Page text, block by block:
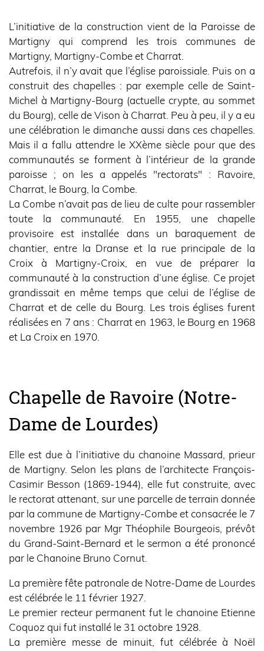
L’initiative de la construction vient de la Paroisse de
Martigny qui comprend les trois communes de
Martigny, Martigny-Combe et Charrat.
Autrefois, il n’y avait que l’église paroissiale. Puis on a
construit des chapelles : par exemple celle de Saint-
Michel à Martigny-Bourg (actuelle crypte, au sommet
du Bourg), celle de Vison à Charrat. Peu à peu, il y a eu
une célébration le dimanche aussi dans ces chapelles.
Mais il a fallu attendre le XXème siècle pour que des
communautés se forment à l’intérieur de la grande
paroisse ; on les a appelés "rectorats" : Ravoire,
Charrat, le Bourg, la Combe.
La Combe n’avait pas de lieu de culte pour rassembler
toute la communauté. En 1955, une chapelle
provisoire est installée dans un baraquement de
chantier, entre la Dranse et la rue principale de la
Croix à Martigny-Croix, en vue de préparer la
communauté à la construction d’une église. Ce projet
grandissait en même temps que celui de l’église de
Charrat et de celle du Bourg. Les trois églises furent
réalisées en 7 ans : Charrat en 1963, le Bourg en 1968
et La Croix en 1970.
Chapelle de Ravoire (Notre-
Dame de Lourdes)
Elle est due à l’initiative du chanoine Massard, prieur
de Martigny. Selon les plans de l’architecte François-
Casimir Besson (1869-1944), elle fut construite, avec
le rectorat attenant, sur une parcelle de terrain donnée
par la commune de Martigny-Combe et consacrée le 7
novembre 1926 par Mgr Théophile Bourgeois, prévôt
du Grand-Saint-Bernard et le sermon a été prononcé
par le Chanoine Bruno Cornut.
La première fête patronale de Notre-Dame de Lourdes
est célébrée le 11 février 1927.
Le premier recteur permanent fut le chanoine Etienne
Coquoz qui fut installé le 31 octobre 1928.
La première messe de minuit, fut célébrée à Noël